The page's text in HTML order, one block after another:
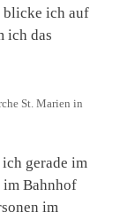
ich auf
ich das
St. Marien in
ich gerade im
im Bahnhof
im